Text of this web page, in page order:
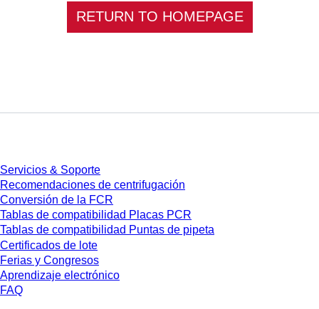
RETURN TO HOMEPAGE
Servicios & Soporte
Recomendaciones de centrifugación
Conversión de la FCR
Tablas de compatibilidad Placas PCR
Tablas de compatibilidad Puntas de pipeta
Certificados de lote
Ferias y Congresos
Aprendizaje electrónico
FAQ